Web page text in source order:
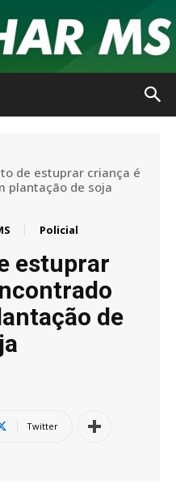
de estuprar criança é
plantação de soja
Policial
estuprar
de
Twitter